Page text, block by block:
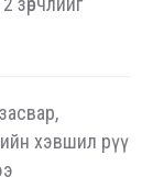
хэвшил рүү